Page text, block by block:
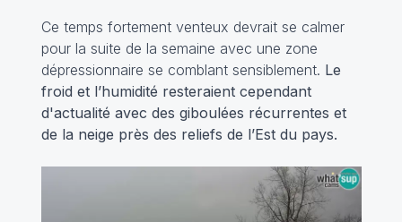
Ce temps fortement venteux devrait se calmer
pour la suite de la semaine avec une zone
dépressionnaire se comblant sensiblement. Le
froid et l’humidité resteraient cependant
d'actualité avec des giboulées récurrentes et
de la neige près des reliefs de l’Est du pays.